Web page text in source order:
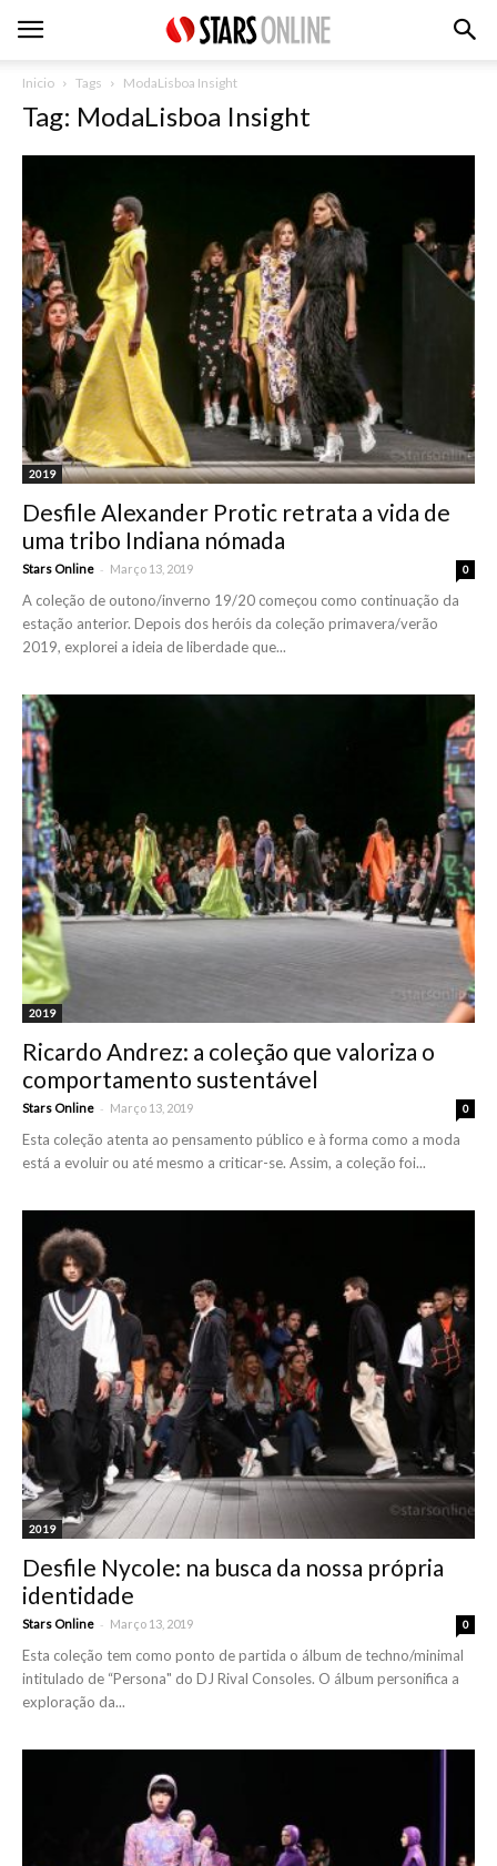
Inicio Tags ModaLisboa Insight
Tag: ModaLisboa Insight
2019
Desfile Alexander Protic retrata a vida de
uma tribo Indiana nómada
Stars Online - Março 13, 2019 0
A coleção de outono/inverno 19/20 começou como continuação da
estação anterior. Depois dos heróis da coleção primavera/verão
2019, explorei a ideia de liberdade que...
2019
Ricardo Andrez: a coleção que valoriza o
comportamento sustentável
Stars Online - Março 13, 2019 0
Esta coleção atenta ao pensamento público e à forma como a moda
está a evoluir ou até mesmo a criticar-se. Assim, a coleção foi...
2019
Desfile Nycole: na busca da nossa própria
identidade
Stars Online - Março 13, 2019 0
Esta coleção tem como ponto de partida o álbum de techno/minimal
intitulado de “Persona" do DJ Rival Consoles. O álbum personifica a
exploração da...